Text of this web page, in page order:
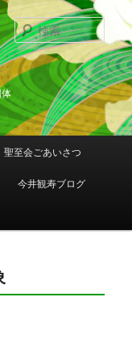
索
聖至会ごあいさつ
今井観寿ブログ